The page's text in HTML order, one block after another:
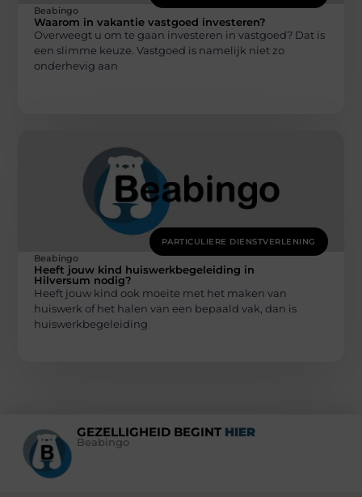
Beabingo
Waarom in vakantie vastgoed investeren?
Overweegt u om te gaan investeren in vastgoed? Dat is
een slimme keuze. Vastgoed is namelijk niet zo
onderhevig aan
PARTICULIERE DIENSTVERLENING
Beabingo
Heeft jouw kind huiswerkbegeleiding in
Hilversum nodig?
Heeft jouw kind ook moeite met het maken van
huiswerk of het halen van een bepaald vak, dan is
huiswerkbegeleiding
GEZELLIGHEID BEGINT HIER
Beabingo